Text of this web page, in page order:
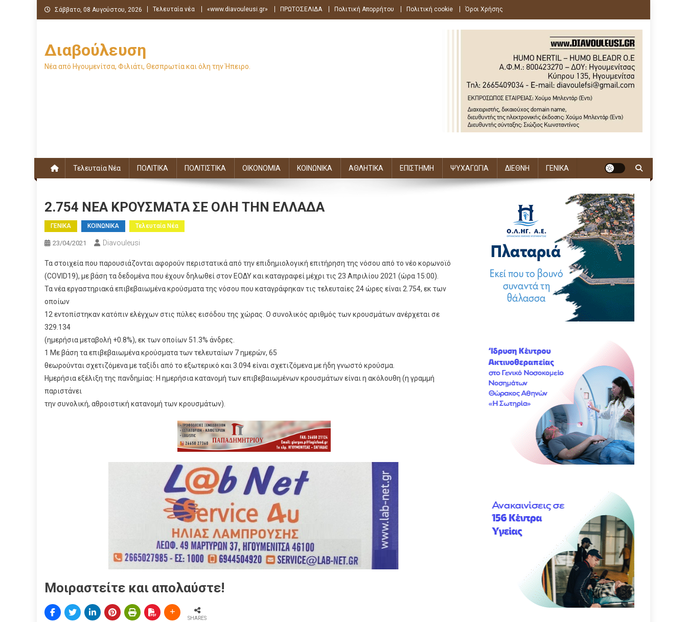
Μεταπηδήστε
στο
Σάββατο, 08 Αυγούστου, 2026 Τελευταία νέα «www.diavouleusi.gr» ΠΡΩΤΟΣΕΛΙΔΑ Πολιτική Απορρήτου Πολιτική cookie Όροι Χρήσης
Διαβούλευση
Νέα από Ηγουμενίτσα, Φιλιάτι, Θεσπρωτία και όλη την Ήπειρο.
Τελευταία Νέα ΠΟΛΙΤΙΚΑ ΠΟΛΙΤΙΣΤΙΚΑ ΟΙΚΟΝΟΜΙΑ ΚΟΙΝΩΝΙΚΑ ΑΘΛΗΤΙΚΑ ΕΠΙΣΤΗΜΗ ΨΥΧΑΓΩΓΙΑ ΔΙΕΘΝΗ ΓΕΝΙΚΑ
2.754 ΝΕΑ ΚΡΟΥΣΜΑΤΑ ΣΕ ΟΛΗ ΤΗΝ ΕΛΛΑΔΑ
ΓΕΝΙΚΑ ΚΟΙΝΩΝΙΚΑ Τελευταία Νέα
23/04/2021 Diavouleusi
Τα στοιχεία που παρουσιάζονται αφορούν περιστατικά από την επιδημιολογική επιτήρηση της νόσου από το νέο κορωνοϊό
(COVID19), με βάση τα δεδομένα που έχουν δηλωθεί στον ΕΟΔΥ και καταγραφεί μέχρι τις 23 Απριλίου 2021 (ώρα 15:00).
Τα νέα εργαστηριακά επιβεβαιωμένα κρούσματα της νόσου που καταγράφηκαν τις τελευταίες 24 ώρες είναι 2.754, εκ των
οποίων
12 εντοπίστηκαν κατόπιν ελέγχων στις πύλες εισόδου της χώρας. Ο συνολικός αριθμός των κρουσμάτων ανέρχεται σε
329.134
(ημερήσια μεταβολή +0.8%), εκ των οποίων 51.3% άνδρες.
1 Με βάση τα επιβεβαιωμένα κρούσματα των τελευταίων 7 ημερών, 65
θεωρούνται σχετιζόμενα με ταξίδι από το εξωτερικό και 3.094 είναι σχετιζόμενα με ήδη γνωστό κρούσμα.
Ημερήσια εξέλιξη της πανδημίας: Η ημερήσια κατανομή των επιβεβαιωμένων κρουσμάτων είναι η ακόλουθη (η γραμμή
παριστάνει
την συνολική, αθροιστική κατανομή των κρουσμάτων).
Μοιραστείτε και απολαύστε!
SHARES